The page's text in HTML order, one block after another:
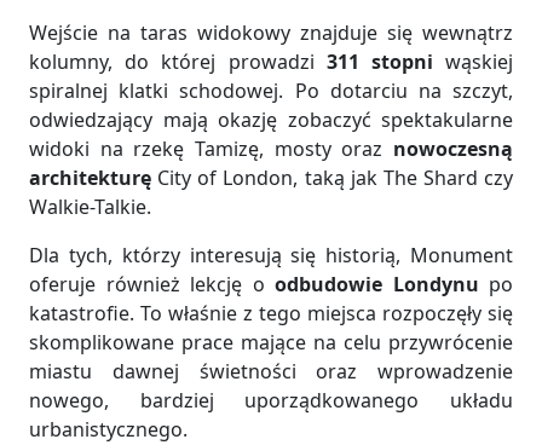
Wejście na taras widokowy znajduje się wewnątrz
kolumny, do której prowadzi 311 stopni wąskiej
spiralnej klatki schodowej. Po dotarciu na szczyt,
odwiedzający mają okazję zobaczyć spektakularne
widoki na rzekę Tamizę, mosty oraz nowoczesną
architekturę City of London, taką jak The Shard czy
Walkie-Talkie.
Dla tych, którzy interesują się historią, Monument
oferuje również lekcję o odbudowie Londynu po
katastrofie. To właśnie z tego miejsca rozpoczęły się
skomplikowane prace mające na celu przywrócenie
miastu dawnej świetności oraz wprowadzenie
nowego, bardziej uporządkowanego układu
urbanistycznego.